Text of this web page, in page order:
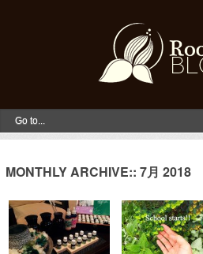
MONTHLY ARCHIVE:: 7月 2018